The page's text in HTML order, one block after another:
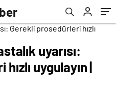
uyarısı:
uygulayın |